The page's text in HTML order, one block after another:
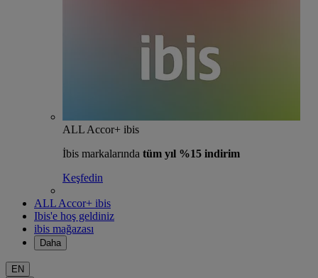
ALL Accor+ ibis
İbis markalarında tüm yıl %15 indirim
Keşfedin
ALL Accor+ ibis
Ibis'e hoş geldiniz
ibis mağazası
Daha
EN